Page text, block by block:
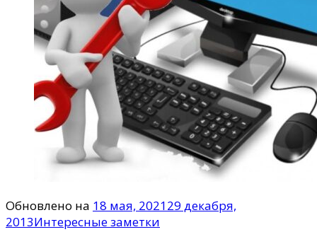
Обновлено на 18 мая, 202129 декабря,
2013Интересные заметки